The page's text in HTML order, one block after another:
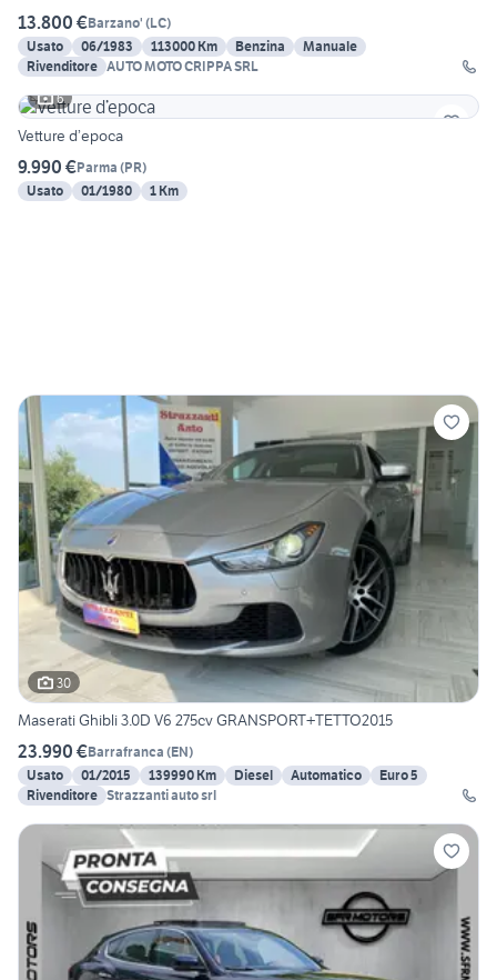
13.800 €Barzano' (LC)
Usato
06/1983 113000 Km Benzina
Manuale
Rivenditore AUTO MOTO CRIPPA SRL
6
Vetture d’epoca
9.990 €Parma (PR)
Usato
01/1980 1 Km
30
Maserati Ghibli 3.0D V6 275cv GRANSPORT+TETTO2015
23.990 €Barrafranca (EN)
Usato
01/2015 139990 Km Diesel Automatico
Euro 5
Rivenditore Strazzanti auto srl